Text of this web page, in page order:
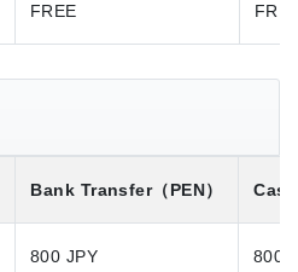
FREE
Bank Transfer（PEN）
800 JPY 800